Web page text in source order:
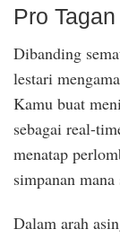
Pro
Dibanding
lestari
Kamu buat
sebagai real-
menatap
simpanan
Dalam arah